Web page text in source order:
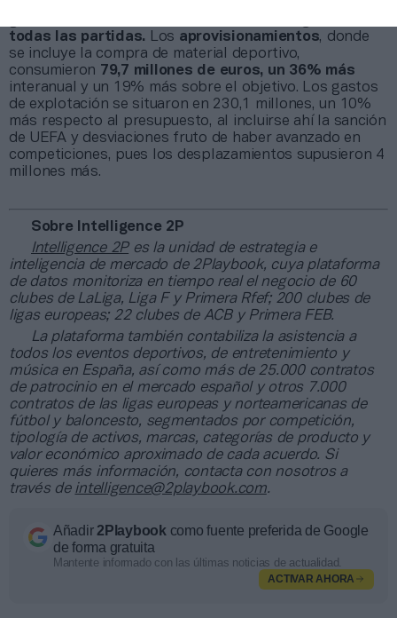
hasta 75,95 millones de euros. En cuanto al resto de
todas las partidas. Los aprovisionamientos, donde
se incluye la compra de material deportivo,
consumieron 79,7 millones de euros, un 36% más
interanual y un 19% más sobre el objetivo. Los gastos
de explotación se situaron en 230,1 millones, un 10%
más respecto al presupuesto, al incluirse ahí la sanción
de UEFA y desviaciones fruto de haber avanzado en
competiciones, pues los desplazamientos supusieron 4
millones más.
Sobre Intelligence 2P
Intelligence 2Pes la unidad de estrategia e
inteligencia de mercado de 2Playbook, cuya plataforma
de datos monitoriza en tiempo real el negocio de 60
clubes de LaLiga, Liga F y Primera Rfef; 200 clubes de
ligas europeas; 22 clubes de ACB y Primera FEB.
La plataforma también contabiliza la asistencia a
todos los eventos deportivos, de entretenimiento y
música en España, así como más de 25.000 contratos
de patrocinio en el mercado español y otros 7.000
contratos de las ligas europeas y norteamericanas de
fútbol y baloncesto, segmentados por competición,
tipología de activos, marcas, categorías de producto y
valor económico aproximado de cada acuerdo. Si
quieres más información, contacta con nosotros a
través de intelligence@2playbook.com.
Añadir2Playbook como fuente preferida de Google
de forma gratuita
Mantente informado con las últimas noticias de actualidad.
ACTIVAR AHORA